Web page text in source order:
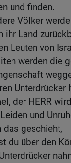
und finden.
Völker
ihr Land
Leuten von
werden die
Unterdrücker
der HERR
und
das geschieht,
du über den